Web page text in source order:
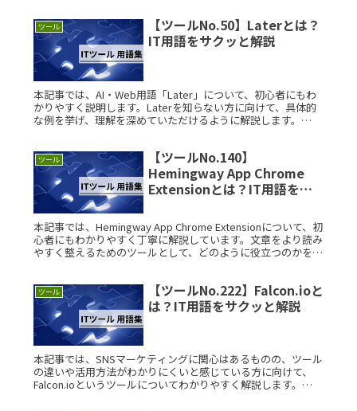
ツール
【ツールNo.50】Laterとは？
IT用語をサクッと解説
本記事では、AI・Web用語「Later」について、初心者にもわ
かりやすく説明します。Laterを知らない方に向けて、具体的
な例を挙げ、理解を深めていただけるように解説します。
ツール
【ツールNo.140】
Hemingway App Chrome
Extensionとは？IT用語をサ
本記事では、Hemingway App Chrome Extensionについて、初
心者にもわかりやすく丁寧に解説しています。文章をより読み
やすく整えるためのツールとして、どのように役立つのかを具
ツール
【ツールNo.222】Falcon.ioと
は？IT用語をサクッと解説
本記事では、SNSマーケティングに関心はあるものの、ツール
の違いや活用方法がわかりにくいと感じている方に向けて、
Falcon.ioというツールについてわかりやすく解説します。